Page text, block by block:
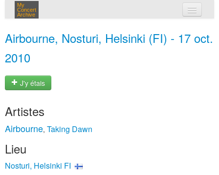
My
Concert
Archive
Airbourne, Nosturi, Helsinki (FI) - 17 oct.
2010
J'y étais
Artistes
Airbourne, Taking Dawn
Lieu
Nosturi, Helsinki FI